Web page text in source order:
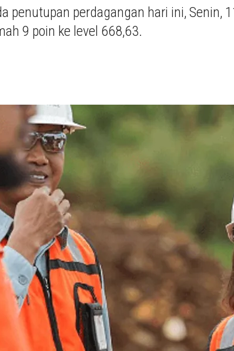
penutupan perdagangan hari ini, Senin,
9 poin ke level 668,63.